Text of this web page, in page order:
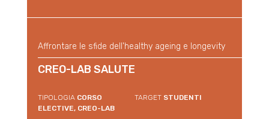
Affrontare le sfide dell'healthy ageing e longevity
CREO-LAB SALUTE
TIPOLOGIACORSO
ELECTIVE, CREO-LAB
TARGET STUDENTI